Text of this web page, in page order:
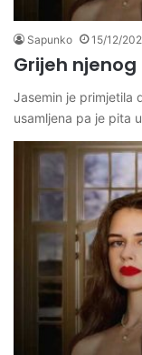
Sapunko 15/12/
Grijeh njenog
Jasemin je primjetila
usamljena pa je pita